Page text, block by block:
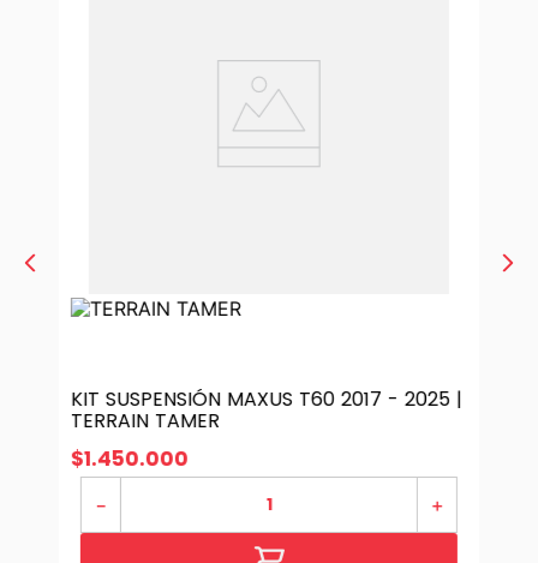
KIT SUSPENSIÓN MAXUS T60 2017 - 2025 |
TERRAIN TAMER
$1.450.000
＋
－